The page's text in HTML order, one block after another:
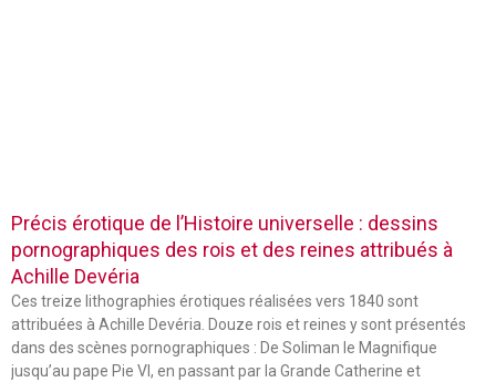
Précis érotique de l’Histoire universelle : dessins
pornographiques des rois et des reines attribués à
Achille Devéria
Ces treize lithographies érotiques réalisées vers 1840 sont
attribuées à Achille Devéria. Douze rois et reines y sont présentés
dans des scènes pornographiques : De Soliman le Magnifique
jusqu’au pape Pie VI, en passant par la Grande Catherine et